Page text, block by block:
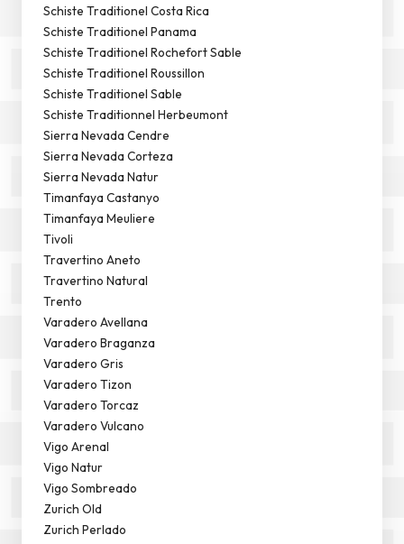
Schiste Traditionel Costa Rica
Schiste Traditionel Panama
Schiste Traditionel Rochefort Sable
Schiste Traditionel Roussillon
Schiste Traditionel Sable
Schiste Traditionnel Herbeumont
Sierra Nevada Cendre
Sierra Nevada Corteza
Sierra Nevada Natur
Timanfaya Castanyo
Timanfaya Meuliere
Tivoli
Travertino Aneto
Travertino Natural
Trento
Varadero Avellana
Varadero Braganza
Varadero Gris
Varadero Tizon
Varadero Torcaz
Varadero Vulcano
Vigo Arenal
Vigo Natur
Vigo Sombreado
Zurich Old
Zurich Perlado